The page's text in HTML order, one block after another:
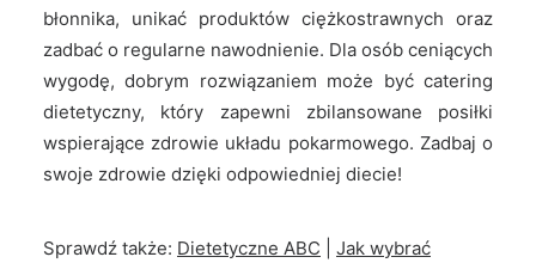
błonnika, unikać produktów ciężkostrawnych oraz
zadbać o regularne nawodnienie. Dla osób ceniących
wygodę, dobrym rozwiązaniem może być catering
dietetyczny, który zapewni zbilansowane posiłki
wspierające zdrowie układu pokarmowego. Zadbaj o
swoje zdrowie dzięki odpowiedniej diecie!
Sprawdź także: Dietetyczne ABC Jak wybrać